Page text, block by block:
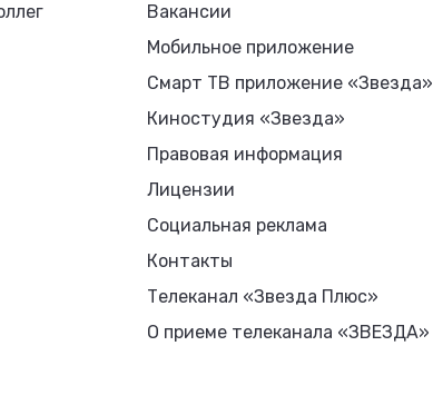
Вакансии
Мобильное приложение
Смарт ТВ приложение «Звезда»
Киностудия «Звезда»
Правовая информация
Лицензии
Социальная реклама
Контакты
Телеканал «Звезда Плюс»
О приеме телеканала «ЗВЕЗДА»